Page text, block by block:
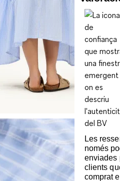
Les
només
enviades
clients
comprat